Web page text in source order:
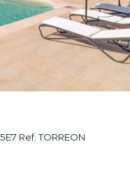
Ref. TORREON